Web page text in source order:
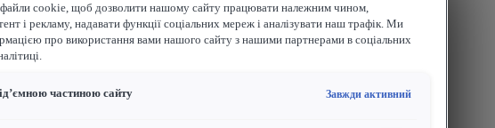
cookie, щоб дозволити нашому сайту працювати належним чином,
і рекламу, надавати функції соціальних мереж і аналізувати наш трафік. Ми
про використання вами нашого сайту з нашими партнерами в соціальних
частиною сайту Завжди активний